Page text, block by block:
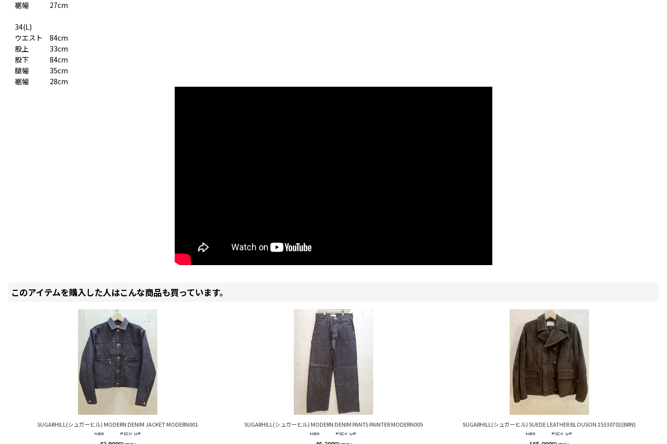
裾幅 27cm
34(L)
ウエスト 84cm
股上 33cm
股下 84cm
腿幅 35cm
裾幅 28cm
このアイテムを購入した人はこんな商品も買っています。
SUGARHILL(シュガーヒル) MODERN DENIM JACKET MODERN001 SUGARHILL(シュガーヒル) MODERN DENIM PANTS PAINTER MODERN005 SUGARHILL(シュガーヒル) SUEDE LEATHER BLOUSON 25330702(BRN)